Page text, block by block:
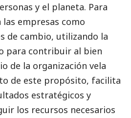
y el planeta. Para
empresas como
de cambio, utilizando la
para contribuir al bien
de la organización vela
de este propósito, facilita
estratégicos y
los recursos necesarios